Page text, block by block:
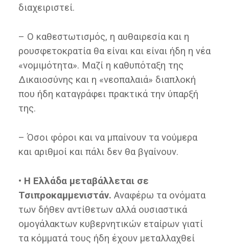
διαχειριστεί.
– Ο καθεστωτισμός, η αυθαιρεσία και η
ρουσφετοκρατία θα είναι και είναι ήδη η νέα
«νομιμότητα». Μαζί η καθυπόταξη της
Δικαιοσύνης και η «νεοπαλαιά» διαπλοκή
που ήδη καταγράφει πρακτικά την ύπαρξή
της.
– Όσοι φόροι και να μπαίνουν τα νούμερα
και αριθμοί και πάλι δεν θα βγαίνουν.
• Η Ελλάδα μεταβάλλεται σε
Τσιπροκαμμενιστάν. Αναφέρω τα ονόματα
των δήθεν αντίθετων αλλά ουσιαστικά
ομογάλακτων κυβερνητικών εταίρων γιατί
τα κόμματά τους ήδη έχουν μεταλλαχθεί